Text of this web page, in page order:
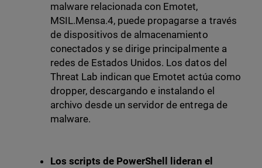
malware relacionada con Emotet,
MSIL.Mensa.4, puede propagarse a través
de dispositivos de almacenamiento
conectados y se dirige principalmente a
redes de Estados Unidos. Los datos del
Threat Lab indican que Emotet actúa como
dropper, descargando e instalando el
archivo desde un servidor de entrega de
malware.
Los scripts de PowerShell lideran el